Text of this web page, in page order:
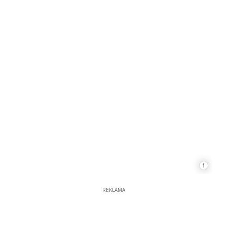
1
REKLAMA